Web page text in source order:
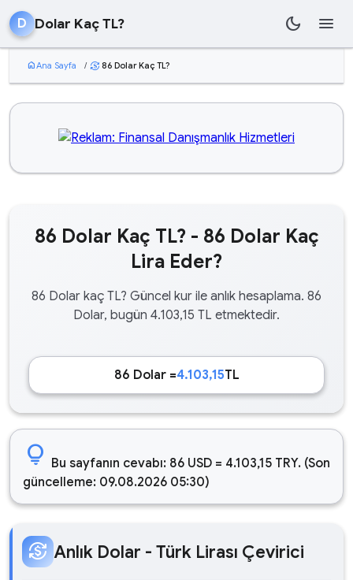
D Dolar Kaç TL? dark_mode menu
homeAna Sayfa / currency_exchange 86 Dolar Kaç TL?
86 Dolar Kaç TL? - 86 Dolar Kaç
Lira Eder?
86 Dolar kaç TL? Güncel kur ile anlık hesaplama. 86
Dolar, bugün 4.103,15 TL etmektedir.
86 Dolar =4.103,15TL
lightbulb Bu sayfanın cevabı: 86 USD = 4.103,15 TRY. (Son
güncelleme: 09.08.2026 05:30)
currency_exchange Anlık Dolar - Türk Lirası Çevirici